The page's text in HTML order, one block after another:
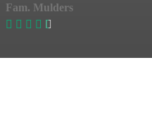
Fam. Mulders